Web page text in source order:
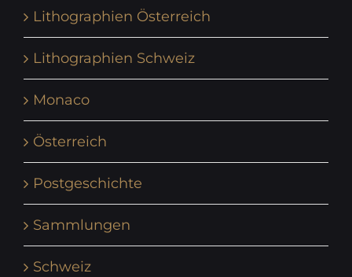
Lithographien Österreich
Lithographien Schweiz
Monaco
Österreich
Postgeschichte
Sammlungen
Schweiz